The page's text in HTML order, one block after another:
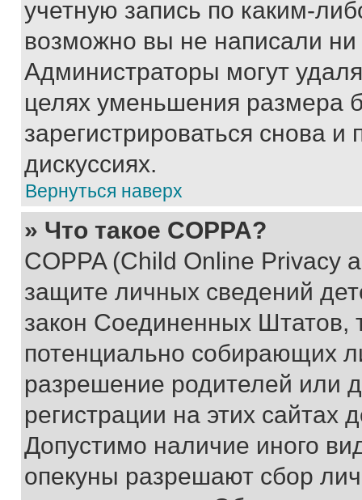
учетную запись по каким-
возможно вы не написали
Администраторы могут
целях уменьшения размера
зарегистрироваться снова и
дискуссиях.
Вернуться наверх
» Что такое COPPA?
COPPA (Child Online Privacy
защите личных сведений
закон Соединенных Штатов,
потенциально собирающих
разрешение родителей или
регистрации на этих сайтах
Допустимо наличие иного
опекуны разрешают сбор